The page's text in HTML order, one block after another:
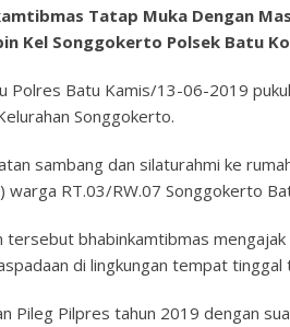
Tatap Muka Dengan
Kel Songgokerto Polsek Batu
Polres Batu Kamis/13-06-2019
Songgokerto.
sambang dan silaturahmi ke
warga RT.03/RW.07 Songgokerto
tersebut bhabinkamtibmas
di lingkungan tempat
Pileg Pilpres tahun 2019 dengan